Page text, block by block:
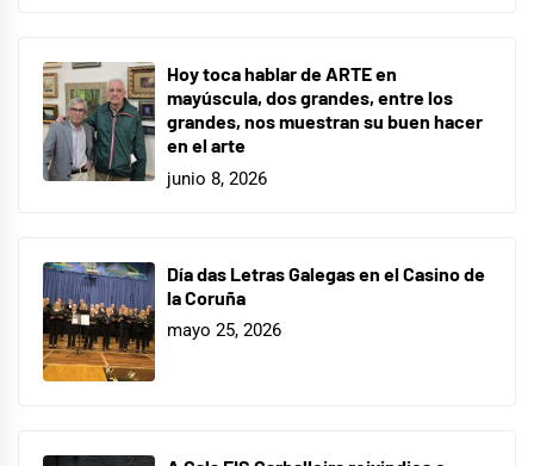
Hoy toca hablar de ARTE en
mayúscula, dos grandes, entre los
grandes, nos muestran su buen hacer
en el arte
junio 8, 2026
Día das Letras Galegas en el Casino de
la Coruña
mayo 25, 2026